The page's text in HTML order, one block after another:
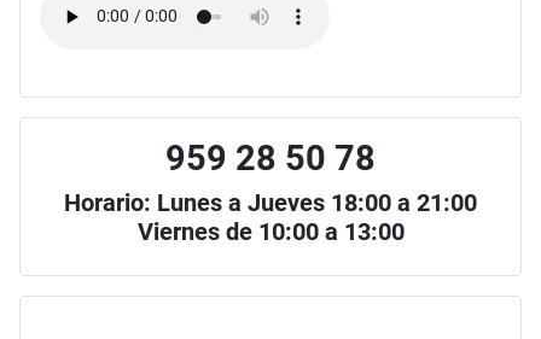
959 28 50 78
Horario: Lunes a Jueves 18:00 a 21:00
Viernes de 10:00 a 13:00